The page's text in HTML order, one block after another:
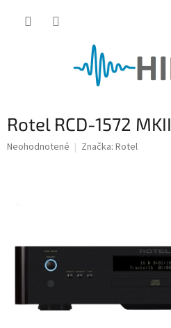
Rotel RCD-1572 MKII
Priemerné
Neohodnotené Značka: Rotel